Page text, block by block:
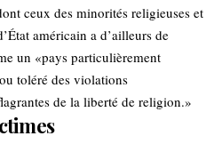
ceux des minorités religieuses et
américain a d’ailleurs de
un «pays particulièrement
toléré des violations
de la liberté de religion.»